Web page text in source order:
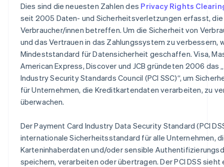
Unterstützung von MOTO-Zahlungen (schriftliche
Bestellungen)
Dies sind die neuesten Zahlen des Privacy Rights
seit 2005 Daten- und Sicherheitsverletzungen erfasst, die
Verbraucher/innen betreffen. Um die Sicherheit von
und das Vertrauen in das Zahlungssystem zu verbessern,
Mindeststandard für Datensicherheit geschaffen. Visa,
American Express, Discover und JCB gründeten 2006 das
Industry Security Standards Council (PCI SSC)“, um
für Unternehmen, die Kreditkartendaten verarbeiten, zu
überwachen.
Der Payment Card Industry Data Security Standard (PCI
internationale Sicherheitsstandard für alle Unternehmen,
Karteninhaberdaten und/oder sensible
speichern, verarbeiten oder übertragen. Der PCI DSS sieht